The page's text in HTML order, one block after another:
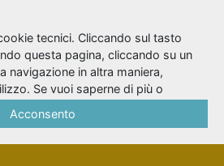
Melania
tecnici. Cliccando sul tasto
questa pagina, cliccando su un
navigazione in altra maniera,
Se vuoi saperne di più o
Acconsento